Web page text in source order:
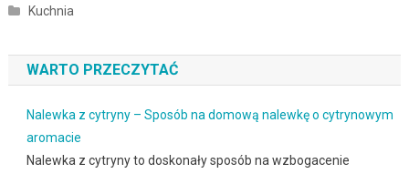
Kuchnia
WARTO PRZECZYTAĆ
Nalewka z cytryny – Sposób na domową nalewkę o cytrynowym
aromacie
Nalewka z cytryny to doskonały sposób na wzbogacenie